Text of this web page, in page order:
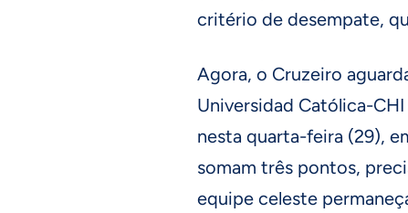
critério de desempate,
Agora, o Cruzeiro
Universidad Católica-
nesta quarta-feira (29),
somam três pontos,
equipe celeste